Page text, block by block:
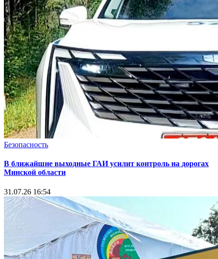
Безопасность
В ближайшие выходные ГАИ усилит контроль на дорогах
Минской области
31.07.26 16:54